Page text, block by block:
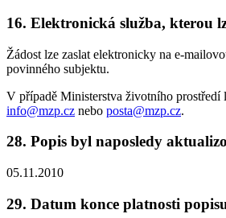
16. Elektronická služba, kterou
Žádost lze zaslat elektronicky na e-
povinného subjektu.
V případě Ministerstva životního prostředí
info@mzp.cz nebo posta@mzp.cz.
28. Popis byl naposledy
05.11.2010
29. Datum konce platnosti